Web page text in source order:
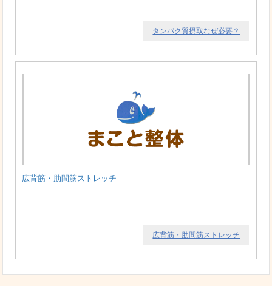
タンパク質摂取なぜ必要？
広背筋・肋間筋ストレッチ
広背筋・肋間筋ストレッチ